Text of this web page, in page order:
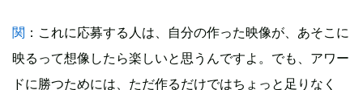
関 ：これに応募する人は、自分の作った映像が、あそこに
映るって想像したら楽しいと思うんですよ。でも、アワー
ドに勝つためには、ただ作るだけではちょっと足りなく